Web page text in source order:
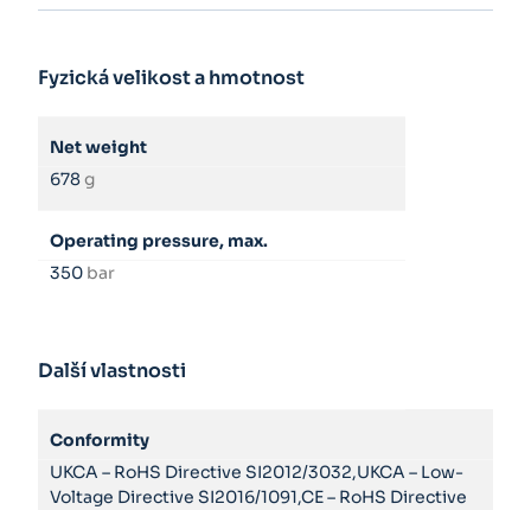
Fyzická velikost a hmotnost
Net weight
678g
Operating pressure, max.
350 bar
Další vlastnosti
Conformity
UKCA – RoHS Directive SI2012/3032,UKCA – Low-
Voltage Directive SI2016/1091,CE – RoHS Directive